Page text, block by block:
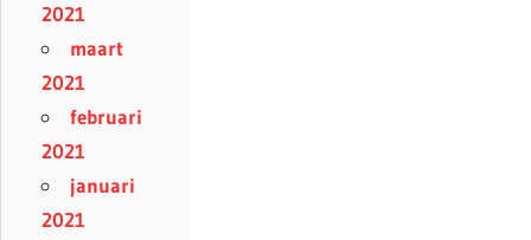
2021
maart
2021
februari
2021
januari
2021